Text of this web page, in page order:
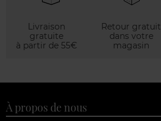
Livraison
gratuite
à partir de 55€
Retour gratuit
dans votre
magasin
À propos de nous